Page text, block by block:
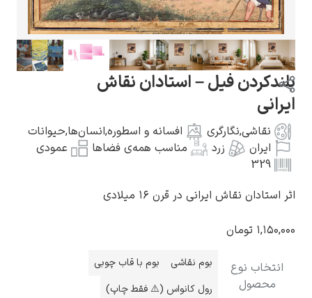
ادوارد مونک
ادوارد هاپر
بلندکردن فیل – استادان نقاش
ایرانی
نقاشی,نگارگری افسانه و اسطوره,انسان‌ها,حیوانات
ایران
زرد مناسب همه‌ی فضاها
عمودی
329
اثر استادان نقاش ایرانی در قرن ۱۶ میلادی
۱,۱۵۰,۰۰۰ تومان
انتخاب نوع
محصول
بوم نقاشی
بوم با قاب چوبی
رول کانواس (⚠️ فقط چاپ)